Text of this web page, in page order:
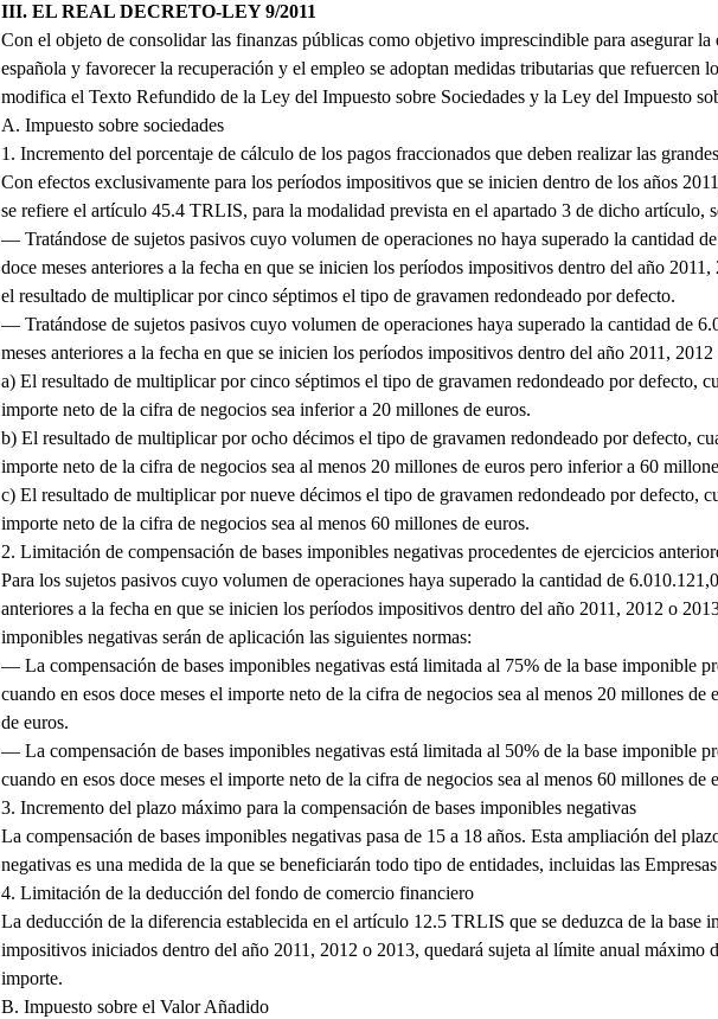
III. EL REAL DECRETO-LEY 9/2011
Con el objeto de consolidar las finanzas públicas como objetivo imprescindible para asegurar la
española y favorecer la recuperación y el empleo se adoptan medidas tributarias que refuercen
modifica el Texto Refundido de la Ley del Impuesto sobre Sociedades y la Ley del Impuesto
A. Impuesto sobre sociedades
1. Incremento del porcentaje de cálculo de los pagos fraccionados que deben realizar las
Con efectos exclusivamente para los períodos impositivos que se inicien dentro de los años
se refiere el artículo 45.4 TRLIS, para la modalidad prevista en el apartado 3 de dicho artículo,
— Tratándose de sujetos pasivos cuyo volumen de operaciones no haya superado la cantidad
doce meses anteriores a la fecha en que se inicien los períodos impositivos dentro del año
el resultado de multiplicar por cinco séptimos el tipo de gravamen redondeado por defecto.
— Tratándose de sujetos pasivos cuyo volumen de operaciones haya superado la cantidad de
meses anteriores a la fecha en que se inicien los períodos impositivos dentro del año 2011,
a) El resultado de multiplicar por cinco séptimos el tipo de gravamen redondeado por defecto,
importe neto de la cifra de negocios sea inferior a 20 millones de euros.
b) El resultado de multiplicar por ocho décimos el tipo de gravamen redondeado por defecto,
importe neto de la cifra de negocios sea al menos 20 millones de euros pero inferior a 60
c) El resultado de multiplicar por nueve décimos el tipo de gravamen redondeado por defecto,
importe neto de la cifra de negocios sea al menos 60 millones de euros.
2. Limitación de compensación de bases imponibles negativas procedentes de ejercicios
Para los sujetos pasivos cuyo volumen de operaciones haya superado la cantidad de
anteriores a la fecha en que se inicien los períodos impositivos dentro del año 2011, 2012 o
imponibles negativas serán de aplicación las siguientes normas:
— La compensación de bases imponibles negativas está limitada al 75% de la base imponible
cuando en esos doce meses el importe neto de la cifra de negocios sea al menos 20 millones
de euros.
— La compensación de bases imponibles negativas está limitada al 50% de la base imponible
cuando en esos doce meses el importe neto de la cifra de negocios sea al menos 60 millones de
3. Incremento del plazo máximo para la compensación de bases imponibles negativas
La compensación de bases imponibles negativas pasa de 15 a 18 años. Esta ampliación del
negativas es una medida de la que se beneficiarán todo tipo de entidades, incluidas las
4. Limitación de la deducción del fondo de comercio financiero
La deducción de la diferencia establecida en el artículo 12.5 TRLIS que se deduzca de la base
impositivos iniciados dentro del año 2011, 2012 o 2013, quedará sujeta al límite anual máximo
importe.
B. Impuesto sobre el Valor Añadido